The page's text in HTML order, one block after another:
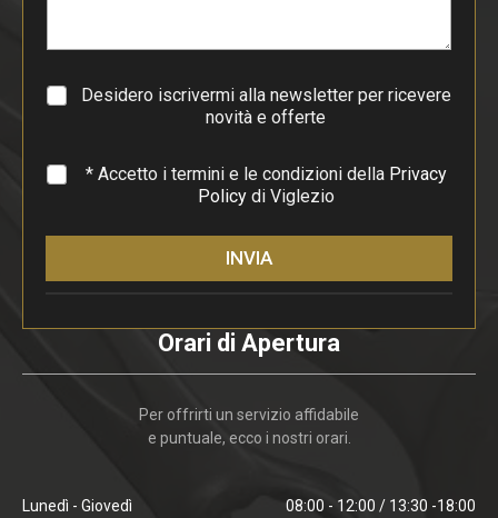
g
a
f
Desidero iscrivermi alla newsletter per ricevere
novità e offerte
* * Accetto i termini e le condizioni della Privacy
Policydi Viglezio
INVIA
Orari di Apertura
Per offrirti un servizio affidabile
e puntuale, ecco i nostri orari.
Lunedì - Giovedì 08:00 - 12:00 / 13:30 -18:00